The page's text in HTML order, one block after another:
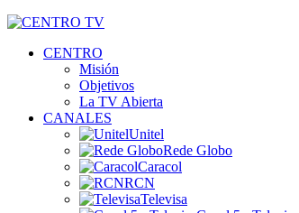
CENTRO
Misión
Objetivos
La TV Abierta
CANALES
Unitel
Rede Globo
Caracol
RCN
Televisa